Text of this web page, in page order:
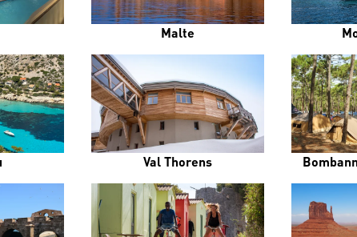
Malte
Val Thorens